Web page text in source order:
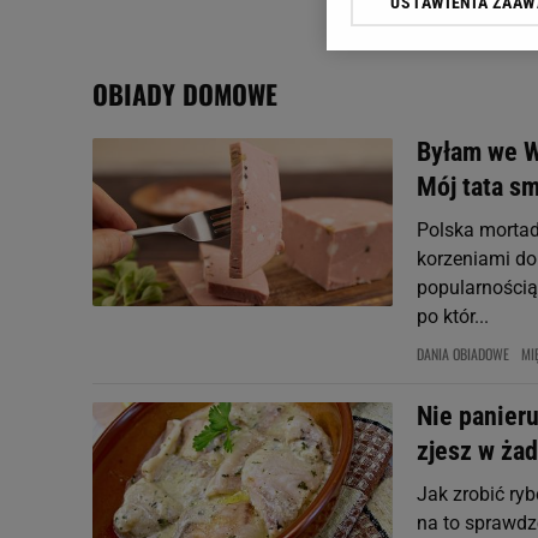
OBIADY DOMOWE
Byłam we
Mój tata
Polska
korzeniami
po któr...
DANIA OBIADOWE
Nie
zjesz w
Jak zrobić
na to
Klikając „Akceptuję”
dotyczące plików
odnośnik „Ustawienia
My, nasi Zaufani
Użycie dokładnych
Przechowywanie
badnie odbiorców i